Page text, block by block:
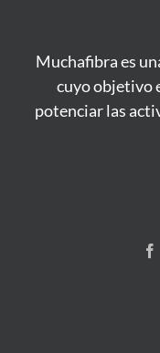
Muchafibra es
cuyo objetivo
potenciar las